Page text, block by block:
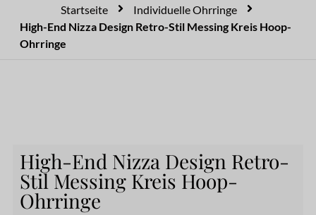
Startseite
Individuelle Ohrringe
High-End Nizza Design Retro-Stil Messing Kreis Hoop-
Ohrringe
High-End Nizza Design Retro-
Stil Messing Kreis Hoop-
Ohrringe